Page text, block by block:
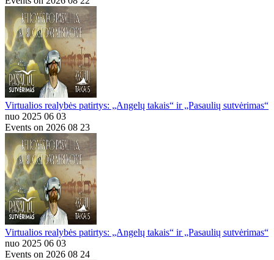
Virtualios realybės patirtys: „Angelų takais“ ir „Pasaulių sutvėrimas“
nuo 2025 06 03
Events on 2026 08 23
Virtualios realybės patirtys: „Angelų takais“ ir „Pasaulių sutvėrimas“
nuo 2025 06 03
Events on 2026 08 24